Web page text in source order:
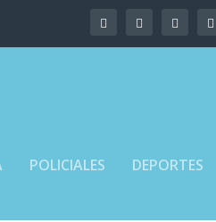
POLICIALES DEPORTES